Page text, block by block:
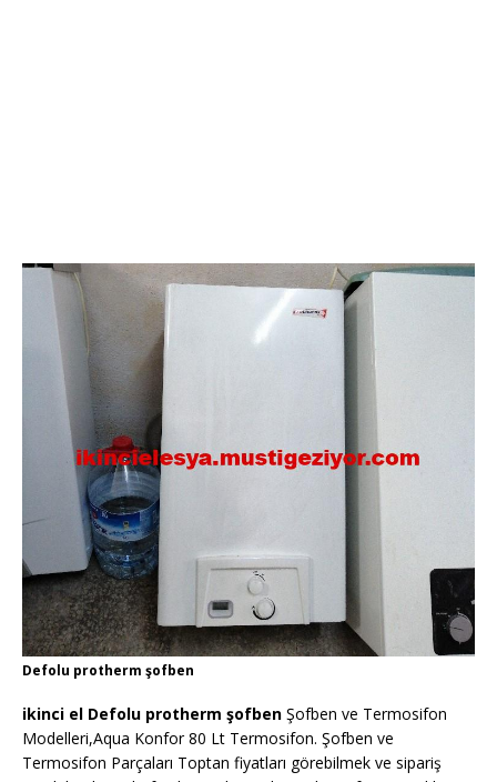
Defolu protherm şofben
ikinci el Defolu protherm şofben Şofben ve Termosifon
Modelleri,Aqua Konfor 80 Lt Termosifon. Şofben ve
Termosifon Parçaları Toptan fiyatları görebilmek ve sipariş